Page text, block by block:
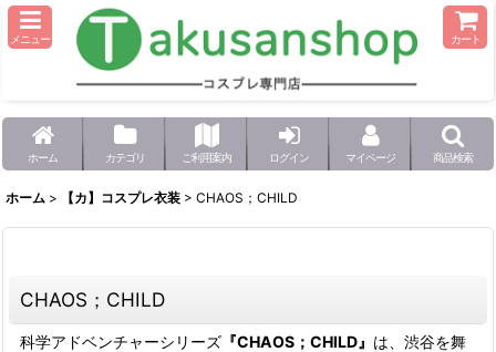
メニュー カート
ホーム カテゴリ ご利用案内 ログイン マイページ 商品検索
ホーム > 【カ】コスプレ衣装 > CHAOS；CHILD
CHAOS；CHILD
科学アドベンチャーシリーズ 『CHAOS；CHILD』 は、渋谷を舞